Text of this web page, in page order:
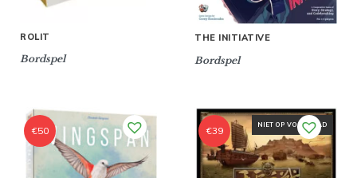
ROLIT
Bordspel
THE INITIATIVE
Bordspel
€50
NIET OP VOORRAAD
€39